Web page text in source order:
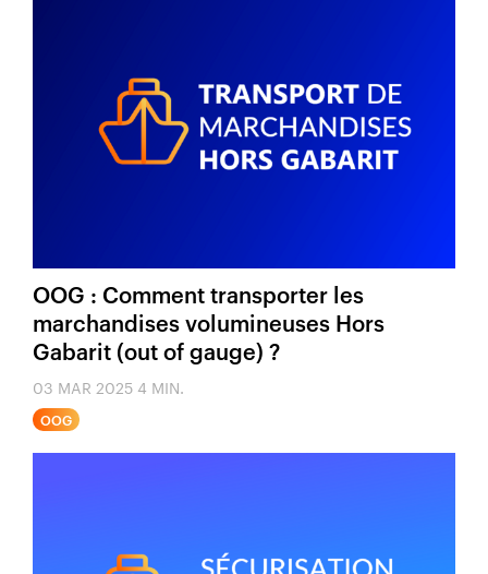
OOG : Comment transporter les
marchandises volumineuses Hors
Gabarit (out of gauge) ?
03 MAR 2025 4 MIN.
OOG